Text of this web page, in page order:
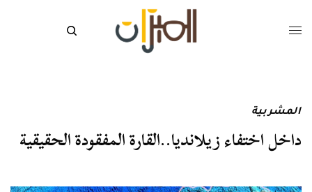
المشربية
داخل اختفاء زيلانديا..القارة المفقودة الحقيقية